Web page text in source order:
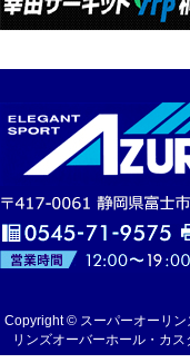
Copyright © スーパーオーリ
リンズオーバーホール・カ